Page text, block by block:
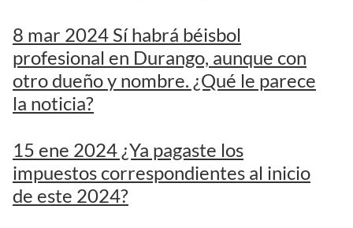
8 mar 2024 Sí habrá béisbol
profesional en Durango, aunque con
otro dueño y nombre. ¿Qué le parece
la noticia?
15 ene 2024 ¿Ya pagaste los
impuestos correspondientes al inicio
de este 2024?